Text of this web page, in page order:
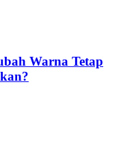
Warna Tetap